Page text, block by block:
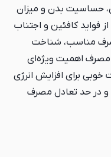
حساسیت بدن و میزان
فواید کافئین و اجتناب
مناسب، شناخت
مصرف اهمیت ویژه‌ای
خوبی برای افزایش انرژی
و در حد تعادل مصرف